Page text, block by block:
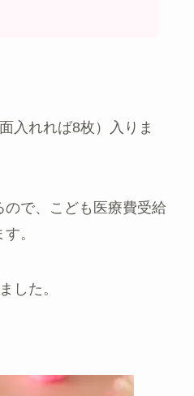
入れれば8枚）入りま
で、こども医療費受給
。
した。